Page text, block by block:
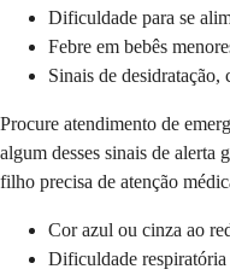
Dificuldade para se
Febre em bebês
Sinais de desidratação,
Procure atendimento de
algum desses sinais de alerta
filho precisa de atenção
Cor azul ou cinza ao
Dificuldade